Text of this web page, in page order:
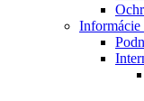
Informácie